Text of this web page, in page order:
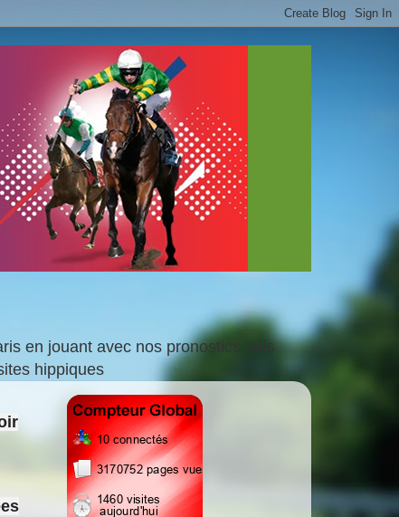
en jouant avec nos pronostics faits
hippiques